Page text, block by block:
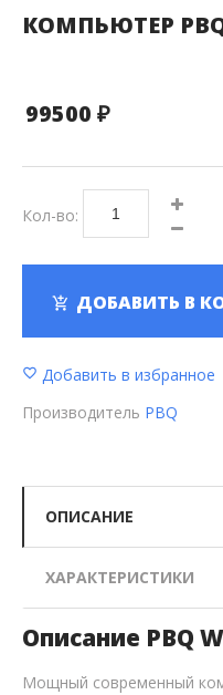
КОМПЬЮТЕР
99500 ₽
Кол-во:
ДОБАВИТЬ В
Добавить в избранное
Производитель PBQ
ОПИСАНИЕ
ХАРАКТЕРИСТИКИ
Описание PBQ
Мощный современный